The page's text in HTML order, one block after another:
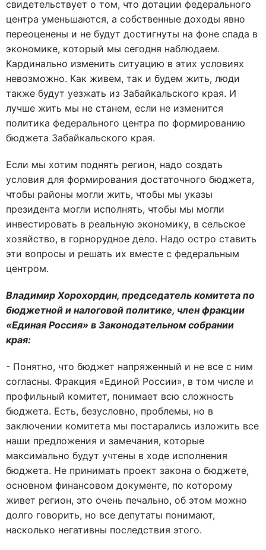
свидетельствует о том, что дотации федерального
центра уменьшаются, а собственные доходы явно
переоценены и не будут достигнуты на фоне спада в
экономике, который мы сегодня наблюдаем.
Кардинально изменить ситуацию в этих условиях
невозможно. Как живем, так и будем жить, люди
также будут уезжать из Забайкальского края. И
лучше жить мы не станем, если не изменится
политика федерального центра по формированию
бюджета Забайкальского края.
Если мы хотим поднять регион, надо создать
условия для формирования достаточного бюджета,
чтобы районы могли жить, чтобы мы указы
президента могли исполнять, чтобы мы могли
инвестировать в реальную экономику, в сельское
хозяйство, в горнорудное дело. Надо остро ставить
эти вопросы и решать их вместе с федеральным
центром.
Владимир Хорохордин, председатель комитета по
бюджетной и налоговой политике, член фракции
«Единая Россия» в Законодательном собрании
края:
- Понятно, что бюджет напряженный и не все с ним
согласны. Фракция «Единой России», в том числе и
профильный комитет, понимает всю сложность
бюджета. Есть, безусловно, проблемы, но в
заключении комитета мы постарались изложить все
наши предложения и замечания, которые
максимально будут учтены в ходе исполнения
бюджета. Не принимать проект закона о бюджете,
основном финансовом документе, по которому
живет регион, это очень печально, об этом можно
долго говорить, но все депутаты понимают,
насколько негативны последствия этого.